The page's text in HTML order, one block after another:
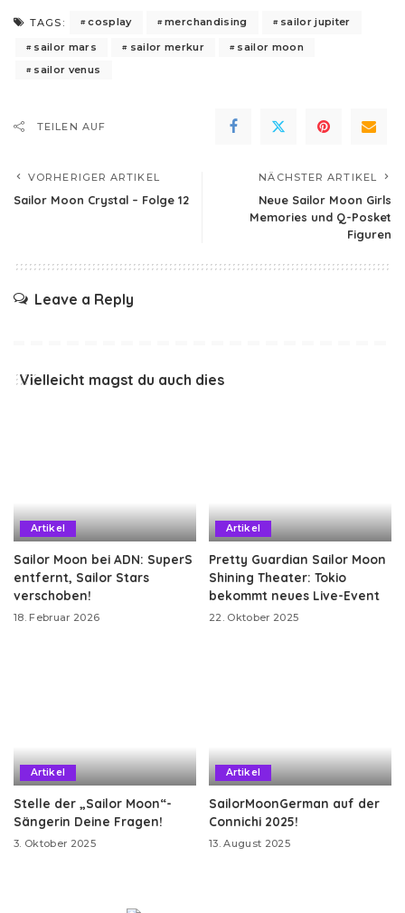
TAGS: cosplay merchandising
sailor jupiter
sailor mars
sailor merkur
sailor moon
sailor venus
TEILEN AUF
VORHERIGER ARTIKEL
Sailor Moon Crystal – Folge 12
NÄCHSTER ARTIKEL
Neue Sailor Moon Girls
Memories und Q-Posket
Figuren
Leave a Reply
Vielleicht magst du auch dies
Artikel
Sailor Moon bei ADN: SuperS
entfernt, Sailor Stars
verschoben!
18. Februar 2026
Artikel
Pretty Guardian Sailor Moon
Shining Theater: Tokio
bekommt neues Live-Event
22. Oktober 2025
Artikel
Stelle der „Sailor Moon“-
Sängerin Deine Fragen!
3. Oktober 2025
Artikel
SailorMoonGerman auf der
Connichi 2025!
13. August 2025